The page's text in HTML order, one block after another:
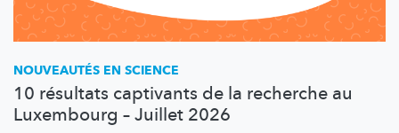
NOUVEAUTÉS EN SCIENCE
10 résultats captivants de la recherche au
Luxembourg – Juillet 2026